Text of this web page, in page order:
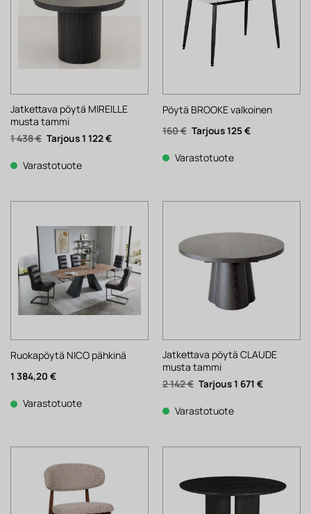
Jatkettava pöytä MIREILLE
musta tammi
1 438€ Alkuperäinen
hinta
1
438 €.
1 122€Nykyinen
Varastotuote
Pöytä BROOKE valkoinen
160€ Alkuperäinen
hinta
160 €.
125€Nykyinen
Varastotuote
Ruokapöytä NICO pähkinä
1 384,20 €
Varastotuote
Jatkettava pöytä CLAUDE
musta tammi
2 142€ Alkuperäinen
hinta
2
142 €.
1 671 €Nykyinen
Varastotuote